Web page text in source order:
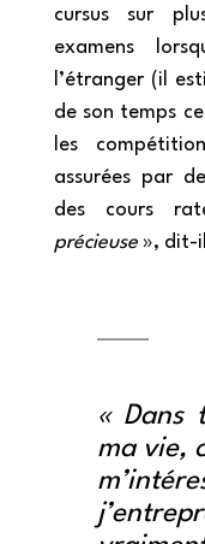
cursus sur
examens
l’étranger (il
de son temps
les
assurées par
des cours
précieuse», dit-
« Dans
ma vie,